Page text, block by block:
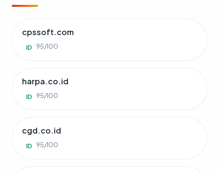
cpssoft.com
ID 95/100
harpa.co.id
ID 95/100
cgd.co.id
ID 95/100